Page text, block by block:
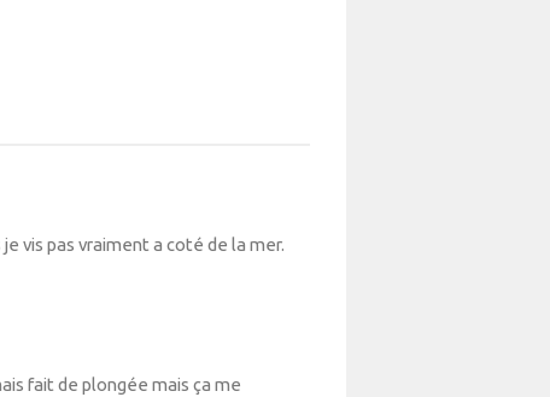
vis pas vraiment a coté de la mer.
fait de plongée mais ça me